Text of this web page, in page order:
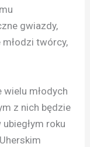
gwiazdy,
twórcy,
młodych
z nich będzie
roku